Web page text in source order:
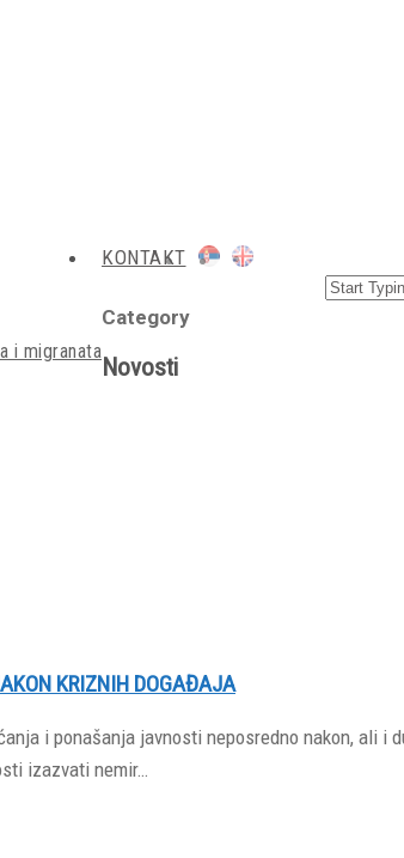
i migranata
KONTAKT
Category
Novosti
KRIZNIH DOGAĐAJA
i ponašanja javnosti neposredno nakon, ali
izazvati nemir…